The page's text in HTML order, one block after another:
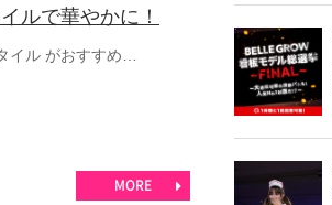
ルで華やかに！
イル がおすすめ…
MORE